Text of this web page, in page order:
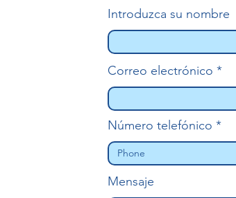
Introduzca su nombre
Correo electrónico
Número telefónico
Mensaje